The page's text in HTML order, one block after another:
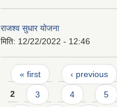
राजश्व सुधार योजना
मिति: 12/22/2022 - 12:46
Pages
« first ‹ previous
2 3 4 5